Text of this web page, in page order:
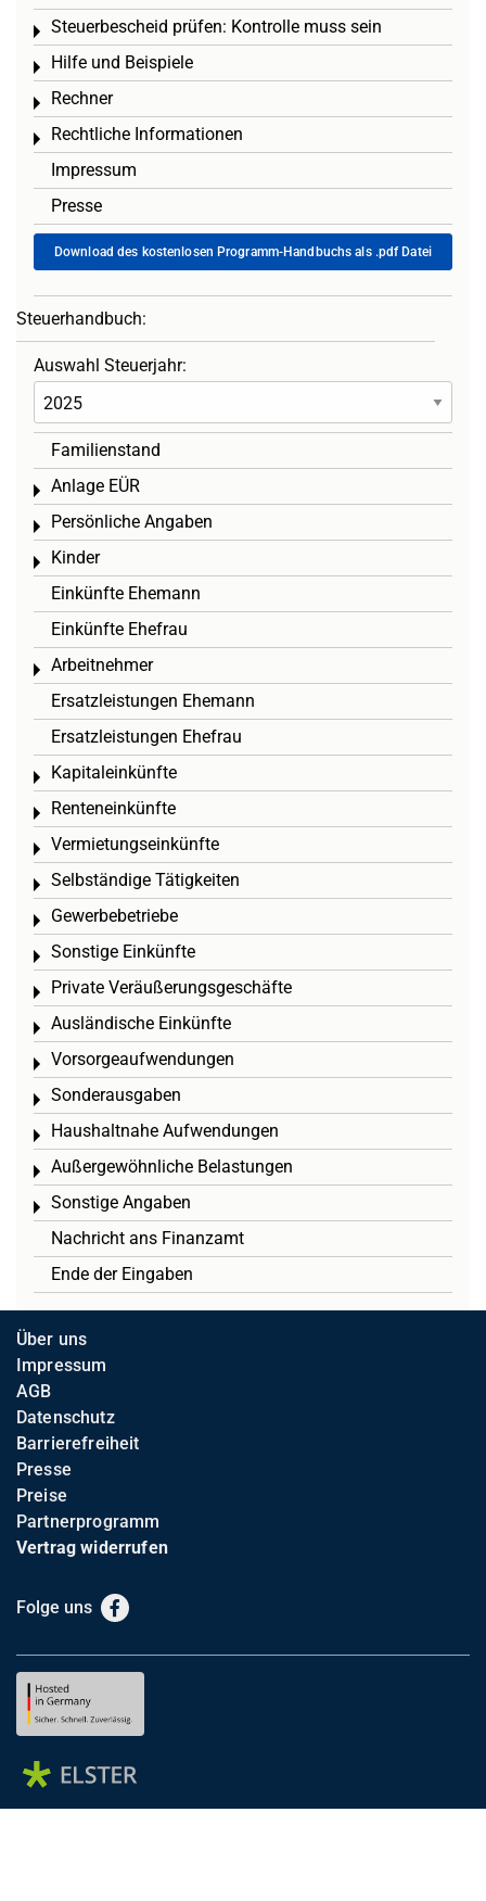
Steuerbescheid prüfen: Kontrolle muss sein
Toggle menu
Hilfe und Beispiele
Toggle menu
Rechner
Toggle menu
Rechtliche Informationen
Toggle menu
Impressum
Presse
Download des kostenlosen Programm-Handbuchs als .pdf Datei
Steuerhandbuch:
Auswahl Steuerjahr:
Familienstand
Anlage EÜR
Toggle menu
Persönliche Angaben
Toggle menu
Kinder
Toggle menu
Einkünfte Ehemann
Einkünfte Ehefrau
Arbeitnehmer
Toggle menu
Ersatzleistungen Ehemann
Ersatzleistungen Ehefrau
Kapitaleinkünfte
Toggle menu
Renteneinkünfte
Toggle menu
Vermietungseinkünfte
Toggle menu
Selbständige Tätigkeiten
Toggle menu
Gewerbebetriebe
Toggle menu
Sonstige Einkünfte
Toggle menu
Private Veräußerungsgeschäfte
Toggle menu
Ausländische Einkünfte
Toggle menu
Vorsorgeaufwendungen
Toggle menu
Sonderausgaben
Toggle menu
Haushaltnahe Aufwendungen
Toggle menu
Außergewöhnliche Belastungen
Toggle menu
Sonstige Angaben
Toggle menu
Nachricht ans Finanzamt
Ende der Eingaben
Über uns
Impressum
AGB
Datenschutz
Barrierefreiheit
Presse
Preise
Partnerprogramm
Vertrag widerrufen
Folge uns Facebook